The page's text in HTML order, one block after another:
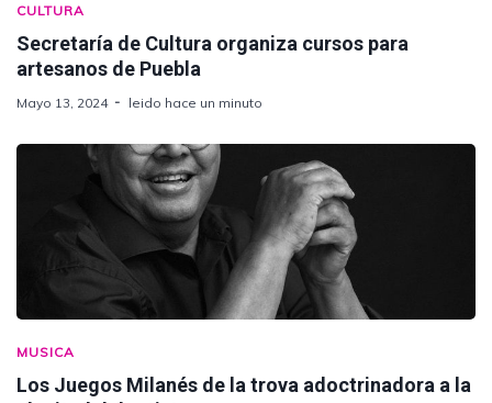
CULTURA
Secretaría de Cultura organiza cursos para
artesanos de Puebla
Mayo 13, 2024 leido hace un minuto
MUSICA
Los Juegos Milanés de la trova adoctrinadora a la